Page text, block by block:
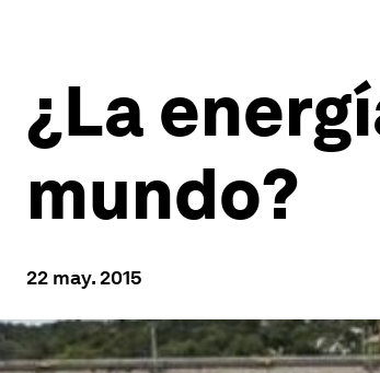
¿La
mundo?
22 may. 2015